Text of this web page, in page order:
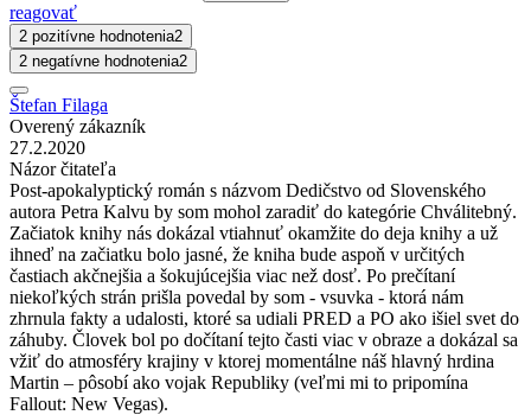
reagovať
2 pozitívne hodnotenia2
2 negatívne hodnotenia2
Štefan Filaga
Overený zákazník
27.2.2020
Názor čitateľa
Post-apokalyptický román s názvom Dedičstvo od Slovenského
autora Petra Kalvu by som mohol zaradiť do kategórie Chválitebný.
Začiatok knihy nás dokázal vtiahnuť okamžite do deja knihy a už
ihneď na začiatku bolo jasné, že kniha bude aspoň v určitých
častiach akčnejšia a šokujúcejšia viac než dosť. Po prečítaní
niekoľkých strán prišla povedal by som - vsuvka - ktorá nám
zhrnula fakty a udalosti, ktoré sa udiali PRED a PO ako išiel svet do
záhuby. Človek bol po dočítaní tejto časti viac v obraze a dokázal sa
vžiť do atmosféry krajiny v ktorej momentálne náš hlavný hrdina
Martin – pôsobí ako vojak Republiky (veľmi mi to pripomína
Fallout: New Vegas).